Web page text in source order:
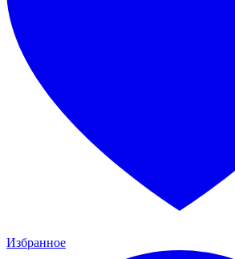
Избранное